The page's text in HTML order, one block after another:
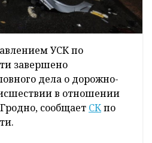
УСК по
завершено
дела о дорожно-
в отношении
сообщает СКпо